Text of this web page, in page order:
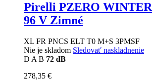
Pirelli PZERO WINTER
96 V Zimné
XL FR PNCS ELT T0 M+S 3PMSF
Nie je skladom Sledovať naskladnenie
D A B 72 dB
278,35 €